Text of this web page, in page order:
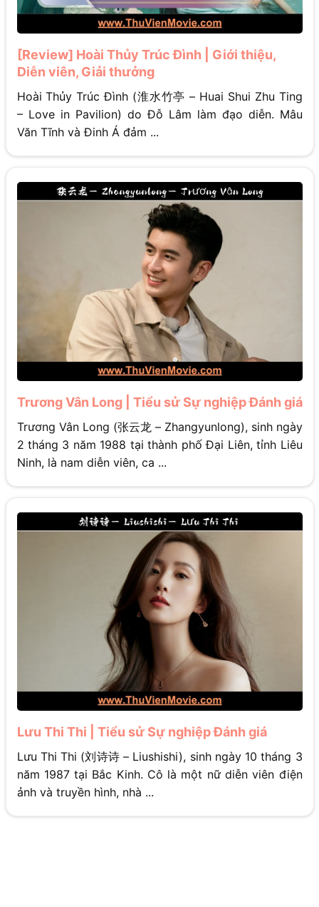
[Review] Hoài Thủy Trúc Đình | Giới thiệu,
Diễn viên, Giải thưởng
Hoài Thủy Trúc Đình (淮水竹亭 – Huai Shui Zhu Ting
– Love in Pavilion) do Đỗ Lâm làm đạo diễn. Mâu
Văn Tĩnh và Đinh Á đảm ...
Trương Vân Long | Tiểu sử Sự nghiệp Đánh giá
Trương Vân Long (张云龙 – Zhangyunlong), sinh ngày
2 tháng 3 năm 1988 tại thành phố Đại Liên, tỉnh Liêu
Ninh, là nam diễn viên, ca ...
Lưu Thi Thi | Tiểu sử Sự nghiệp Đánh giá
Lưu Thi Thi (刘诗诗 – Liushishi), sinh ngày 10 tháng 3
năm 1987 tại Bắc Kinh. Cô là một nữ diễn viên điện
ảnh và truyền hình, nhà ...